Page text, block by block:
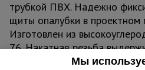
трубкой ПВХ. Надежно
щиты опалубки в проектном
Изготовлен из
76. Накатная резьба
Мы